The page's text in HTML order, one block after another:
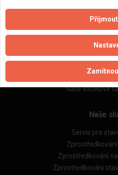
Naše firmy a
Zpracování a
Zásady pro
Naše excelové
Naše
Servis pro
Zprostředkování
Zprostředkování